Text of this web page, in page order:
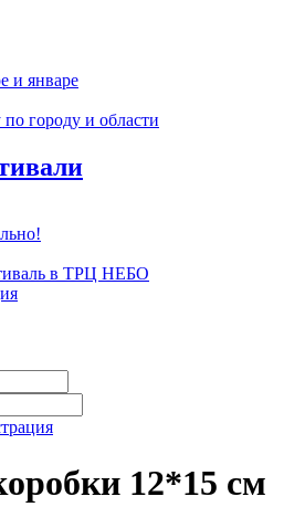
и январе
городу и области
в ТРЦ НЕБО
12*15 см